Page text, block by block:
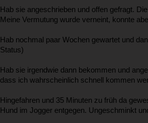
Hab sie angeschrieben und offen gefragt.
Meine Vermutung wurde verneint, konnte
Hab nochmal paar Wochen gewartet und
Status)
Hab sie irgendwie dann bekommen und
dass ich wahrscheinlich schnell kommen
Hingefahren und 35 Minuten zu früh da
Hund im Jogger entgegen. Ungeschminkt